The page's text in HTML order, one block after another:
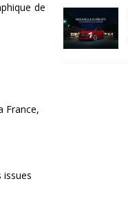
de
France,
issues